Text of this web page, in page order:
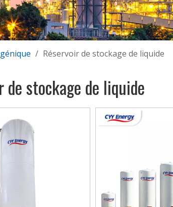
/ Réservoir de stockage de liquide
de stockage de liquide